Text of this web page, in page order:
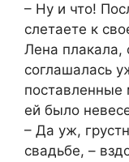
– Ну и что!
слетаете к
Лена плакала,
соглашалась
поставленные
ей было
– Да уж,
свадьбе, –